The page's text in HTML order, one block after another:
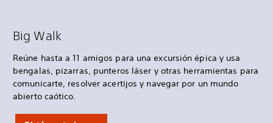
Big Walk
Reúne hasta a 11 amigos para una excursión épica y usa
bengalas, pizarras, punteros láser y otras herramientas para
comunicarte, resolver acertijos y navegar por un mundo
abierto caótico.